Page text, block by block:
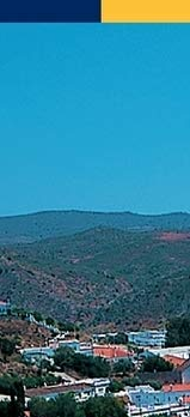
et ravageurs des